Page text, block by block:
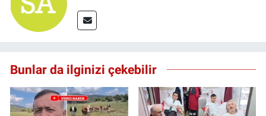
Bunlar da ilginizi çekebilir